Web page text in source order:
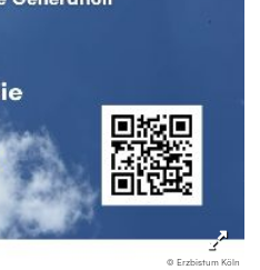
© Erzbistum Köln